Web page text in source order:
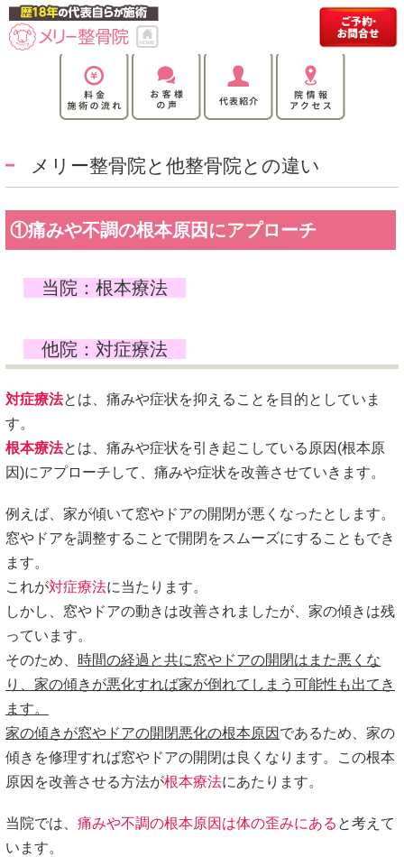
メリー整骨院と他整骨院との違い
①痛みや不調の根本原因にアプローチ
当院：根本療法
他院：対症療法
対症療法とは、痛みや症状を抑えることを目的としていま
す。
根本療法とは、痛みや症状を引き起こしている原因(根本原
因)にアプローチして、痛みや症状を改善させていきます。
例えば、家が傾いて窓やドアの開閉が悪くなったとします。
窓やドアを調整することで開閉をスムーズにすることもでき
ます。
これが対症療法に当たります。
しかし、窓やドアの動きは改善されましたが、家の傾きは残
っています。
そのため、 時間の経過と共に窓やドアの開閉はまた悪くな
り、家の傾きが悪化すれば家が倒れてしまう可能性も出てき
ます。
家の傾きが窓やドアの開閉悪化の根本原因 であるため、家の
傾きを修理すれば窓やドアの開閉は良くなります。この根本
原因を改善させる方法が根本療法にあたります。
当院では、 痛みや不調の根本原因は体の歪みにある と考えて
います。